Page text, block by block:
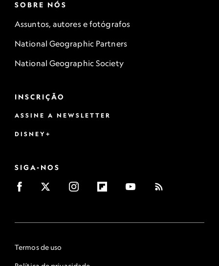
SOBRE NÓS
Assuntos, autores e fotógrafos
National Geographic Partners
National Geographic Society
INSCRIÇÃO
ASSINE A NEWSLETTER
DISNEY+
SIGA-NOS
Termos de uso